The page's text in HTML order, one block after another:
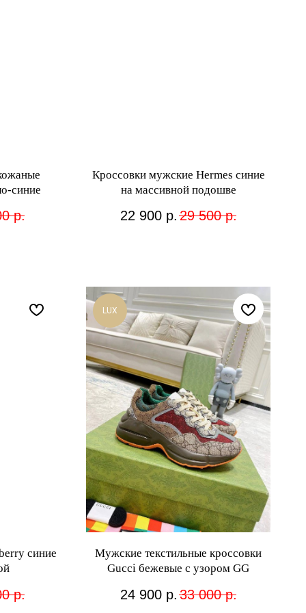
синие
р.
Кроссовки мужские Hermes синие
на массивной подошве
22 900 р. 29 500 р.
синие
р.
LUX
Мужские текстильные кроссовки
Gucci бежевые с узором GG
24 900 р. 33 000 р.